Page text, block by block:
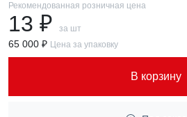
Рекомендованная розничная цена
13 ₽ за шт
65 000 ₽ Цена за упаковку
В корзину